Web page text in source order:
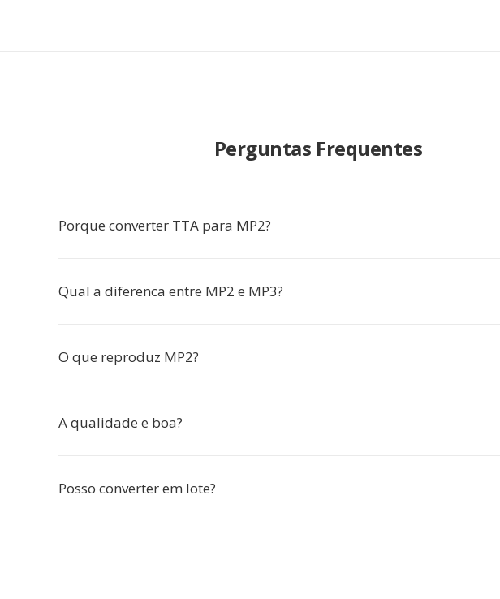
Perguntas Frequentes
Porque converter TTA para MP2?
Qual a diferenca entre MP2 e MP3?
O que reproduz MP2?
A qualidade e boa?
Posso converter em lote?